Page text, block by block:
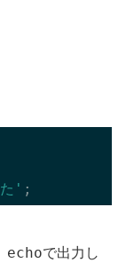
'
echoで出力し